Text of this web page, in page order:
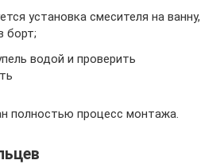
установка смесителя на ванну,
борт;
водой и проверить
полностью процесс монтажа.